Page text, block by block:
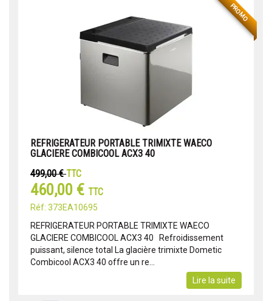
PROMO
REFRIGERATEUR PORTABLE TRIMIXTE WAECO
GLACIERE COMBICOOL ACX3 40
499,00 €TTC
460,00 € TTC
Réf: 373EA10695
REFRIGERATEUR PORTABLE TRIMIXTE WAECO
GLACIERE COMBICOOL ACX3 40 Refroidissement
puissant, silence total La glacière trimixte Dometic
Combicool ACX3 40 offre un re...
Lire la suite